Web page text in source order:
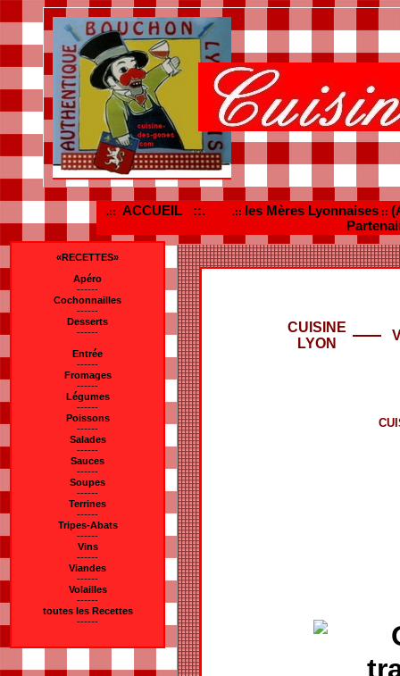
.:: ACCUEIL ::. .:: les Mères Lyonnaises ::
«RECETTES»
Apéro
------
Cochonnailles
------
Desserts
------
Entrée
------
Fromages
------
Légumes
------
Poissons
------
Salades
------
Sauces
------
Soupes
------
Terrines
------
Tripes-Abats
------
Vins
------
Viandes
------
Volailles
------
toutes les Recettes
------
CUISINE
LYON